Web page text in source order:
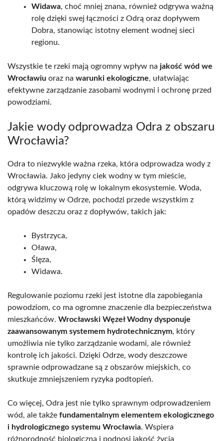
Widawa, choć mniej znana, również odgrywa ważną
rolę dzięki swej łączności z Odrą oraz dopływem
Dobra, stanowiąc istotny element wodnej sieci
regionu.
Wszystkie te rzeki mają ogromny wpływ na jakość wód we
Wrocławiu oraz na warunki ekologiczne, ułatwiając
efektywne zarządzanie zasobami wodnymi i ochronę przed
powodziami.
Jakie wody odprowadza Odra z obszaru
Wrocławia?
Odra to niezwykle ważna rzeka, która odprowadza wody z
Wrocławia. Jako jedyny ciek wodny w tym mieście,
odgrywa kluczową rolę w lokalnym ekosystemie. Woda,
którą widzimy w Odrze, pochodzi przede wszystkim z
opadów deszczu oraz z dopływów, takich jak:
Bystrzyca,
Oława,
Ślęza,
Widawa.
Regulowanie poziomu rzeki jest istotne dla zapobiegania
powodziom, co ma ogromne znaczenie dla bezpieczeństwa
mieszkańców. Wrocławski Węzeł Wodny dysponuje
zaawansowanym systemem hydrotechnicznym, który
umożliwia nie tylko zarządzanie wodami, ale również
kontrolę ich jakości. Dzięki Odrze, wody deszczowe
sprawnie odprowadzane są z obszarów miejskich, co
skutkuje zmniejszeniem ryzyka podtopień.
Co więcej, Odra jest nie tylko sprawnym odprowadzeniem
wód, ale także fundamentalnym elementem ekologicznego
i hydrologicznego systemu Wrocławia. Wspiera
różnorodność biologiczną i podnosi jakość życia